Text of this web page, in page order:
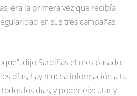
era la primera vez que recibía
en sus tres campañas
dijo Sardiñas el mes pasado.
días, hay mucha información a tu
los días, y poder ejecutar y